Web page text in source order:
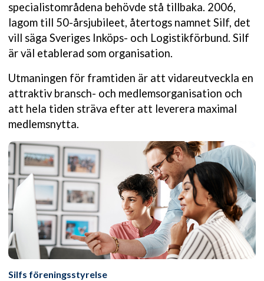
specialistområdena behövde stå tillbaka. 2006,
lagom till 50-årsjubileet, återtogs namnet Silf, det
vill säga Sveriges Inköps- och Logistikförbund. Silf
är väl etablerad som organisation.
Utmaningen för framtiden är att vidareutveckla en
attraktiv bransch- och medlemsorganisation och
att hela tiden sträva efter att leverera maximal
medlemsnytta.
Silfs föreningsstyrelse